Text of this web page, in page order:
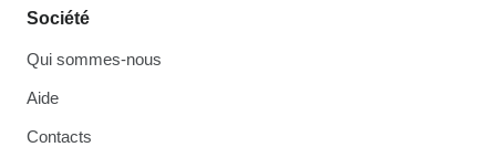
Société
Qui sommes-nous
Aide
Contacts